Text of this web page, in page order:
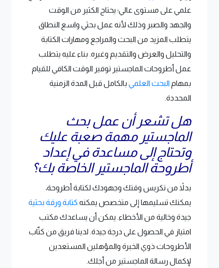
علمي على مستوى عالي؛ يحتاج الكثير من الوقت
والجهد والصبر وذلك لأنه عمل بحثي واسع النطاق
يتطلب المزيد من البحث والمراجع ومهارات الكتابة
والتحليل والعرض والتقديم وغيره. بناء عليه يتطلب
عمل أطروحات الماجستير توفير الوقت الكافي للقيام
بمهام البحث العلمي بالكامل قبل المدة الزمنية
المحددة.
هل تشعر أن عمل بحث
الماجستير مهمة صعبة عليك
وتحتاج إلى مساعدة في إعداد
أطروحة الماجستير الخاصة بك؟
بدلاً من تكريس وقتك وجهودك لكتابة أطروحة،
يمكنك تسليمها إلى متخصص يمكنه كتابة ورقة بحثية
جيدة وخالية من الأخطاء. يمكن أن يساعدك مكتب
امتياز في الحصول على درجة جيدة. لدينا فريق من كتّاب
الأطروحات ذوي الخبرة والمؤهلين المستعدين
لإكمال رسالة الماجستير من أجلك.